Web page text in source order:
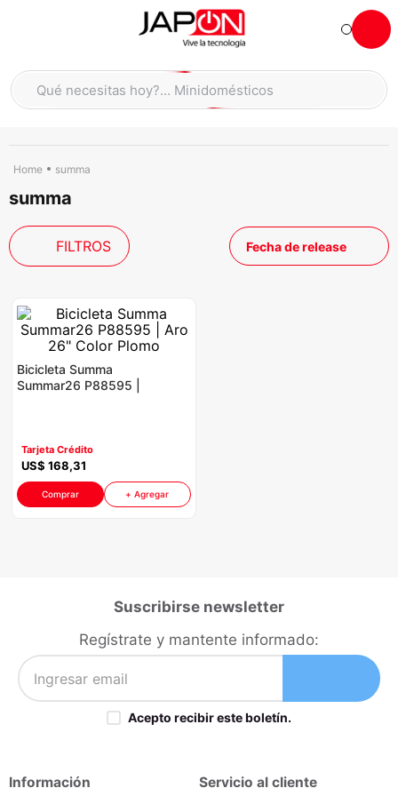
Hola... qué necesitas hoy?
Qué necesitas hoy?... Minidomésticos
summa
summa
FILTROS Fecha de release
Bicicleta Summa
Summar26 P88595 |
Tarjeta Crédito
US$ 168,31
Comprar + Agregar
Suscribirse newsletter
Regístrate y mantente informado:
Acepto recibir este boletín.
Información Servicio al cliente
1 . moto
2. refrigeradora
3. lavadora
scooter
laptop
. celular
8. iphone
10. cocina